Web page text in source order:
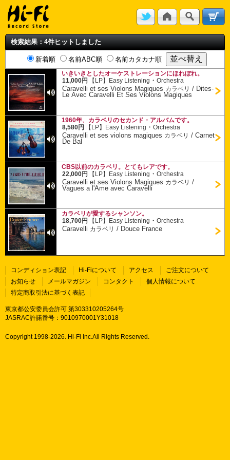
検索結果：4件ヒットしました
新着順 名前ABC順 名前カタカナ順
いきいきとしたオーケストレーションにほれぼれ。
11,000円
【LP】 Easy Listening ・Orchestra
Caravelli et ses Violons Magiques カラベリ / Dites-
Le Avec Caravelli Et Ses Violons Magiques
1960年、カラベリのセカンド・アルバムです。
8,580円
【LP】 Easy Listening ・Orchestra
Caravelli et ses violons magiques カラベリ /Carnet
De Bal
CBS以前のカラベリ。とてもレアです。
22,000円
【LP】 Easy Listening ・Orchestra
Caravelli et ses Violons Magiques カラベリ /
Vagues a l'Ame avec Caravelli
カラベリが愛するシャンソン。
18,700円
【LP】 Easy Listening ・Orchestra
Caravelli カラベリ / Douce France
コンディション表記 Hi-Fiについて アクセス
ご注文について
お知らせ
メールマガジン コンタクト
個人情報について
特定商取引法に基づく表記
東京都公安委員会許可 第303310205264号
JASRAC許諾番号：9010970001Y31018
Copyright 1998-2026. Hi-Fi Inc.All Rights Reserved.